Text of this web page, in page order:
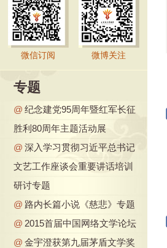
微信订阅 微博关注
专题
@ 纪念建党95周年暨红军长征
胜利80周年主题活动展
@ 深入学习贯彻习近平总书记
文艺工作座谈会重要讲话培训
研讨专题
@ 路内长篇小说《慈悲》专题
@ 2015首届中国网络文学论坛
@ 金宇澄获第九届茅盾文学奖